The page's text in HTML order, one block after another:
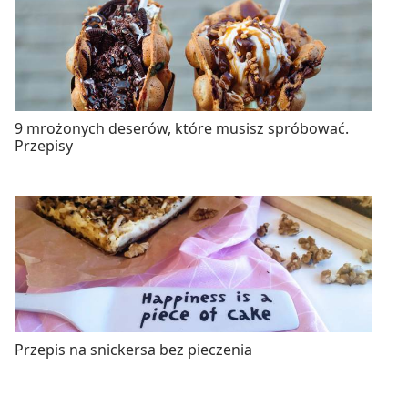
9 mrożonych deserów, które musisz spróbować.
Przepisy
Przepis na snickersa bez pieczenia